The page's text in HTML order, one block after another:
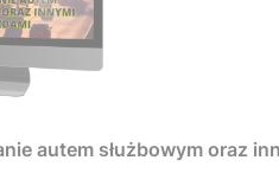
autem służbowym oraz